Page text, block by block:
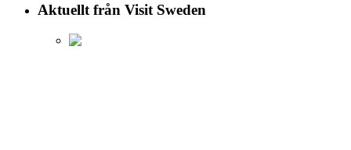
Aktuellt från Visit Sweden